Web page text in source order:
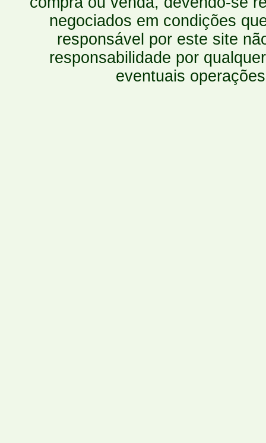
negociados em condições
responsável por este site
responsabilidade por
eventuais